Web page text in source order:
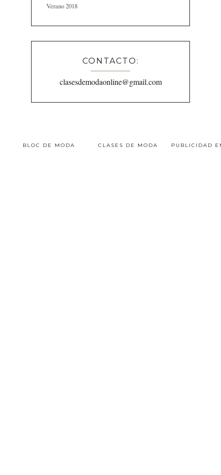
Verano 2018
CONTACTO:
clasesdemodaonline@gmail.com
BLOC DE MODA CLASES DE MODA PUBLICIDAD